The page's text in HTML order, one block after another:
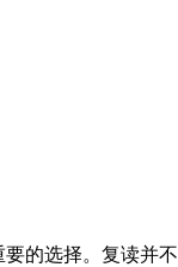
的选择。复读并不